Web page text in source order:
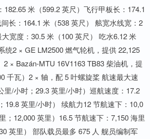
182.65 米（599.2 英尺）飞行甲板长：174.1
长：164.1 米（538 英尺） 舷宽水线宽：2
宽度：30.5 米（100 英尺） 吃水6.12 米
统2 × GE LM2500 燃气轮机，提供 22,125
2 × Bazán-MTU 16V1163 TB83 柴油机，提
千瓦）2 × 轴，配 5 叶螺旋桨 航速最大速
里/小时；29.3 英里/小时）巡航速度：17.2
19.8 英里/小时） 续航力12 节航速下：10,0
；12,000 英里）16.5 节航速下：7,150 海里
英里） 部队载员最多 675 人 舰员编制军